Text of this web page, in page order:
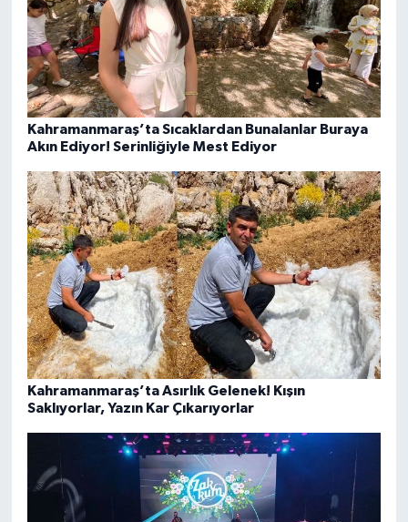
Kahramanmaraş’ta Sıcaklardan Bunalanlar Buraya
Akın Ediyor! Serinliğiyle Mest Ediyor
Kahramanmaraş’ta Asırlık Gelenek! Kışın
Saklıyorlar, Yazın Kar Çıkarıyorlar